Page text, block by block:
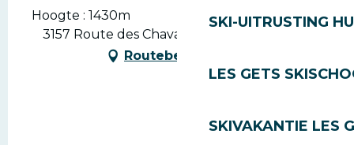
SKI-UITRUSTING
LES GETS
SKIVAKANTIE LES
Hoogte : 1430m
3157 Route des Chavannes, 74260 Les Gets
Routebeschrijving